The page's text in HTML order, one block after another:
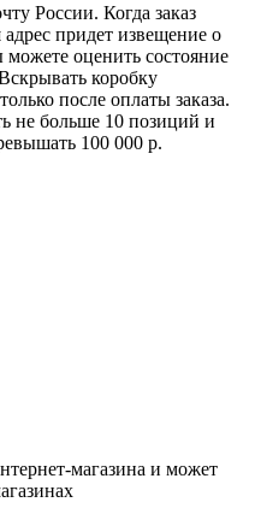
России. Когда заказ
придет извещение о
оценить состояние
коробку
после оплаты заказа.
не больше 10 позиций и
100 000 р.
магазина и может